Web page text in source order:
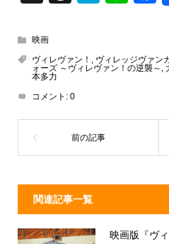
a
s
n
e
o
k
映画
ヴィレヴァン！ , ヴィレッジヴァン
ォーズ ～ヴィレヴァン！の逆襲～ ,
本多力
コメント: 0
関連記事一覧
映画版『ヴ